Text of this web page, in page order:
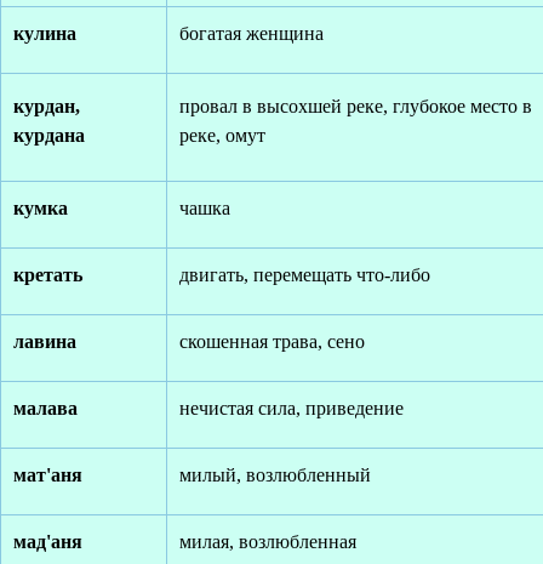
кулина богатая женщина
курдан,
курдана
провал в высохшей реке, глубокое место в
реке, омут
кумка чашка
кретать двигать, перемещать что-либо
лавина скошенная трава, сено
малава нечистая сила, приведение
мат'аня милый, возлюбленный
мад'аня милая, возлюбленная